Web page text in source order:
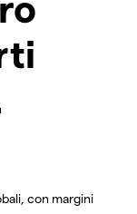
con margini